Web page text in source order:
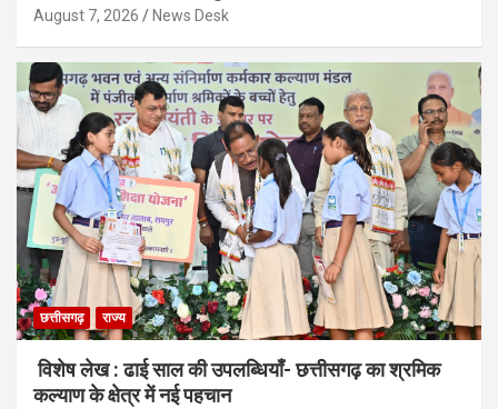
August 7, 2026 News Desk
छत्तीसगढ़ राज्य
विशेष लेख : ढाई साल की उपलब्धियाँ- छत्तीसगढ़ का श्रमिक
कल्याण के क्षेत्र में नई पहचान